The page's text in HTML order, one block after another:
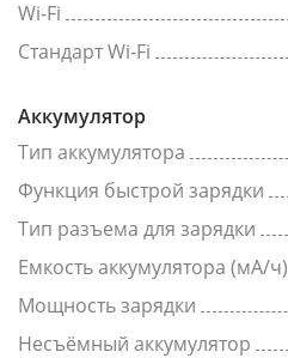
Wi-Fi
Стандарт Wi-Fi
Аккумулятор
Тип аккумулятора
Функция быстрой зарядки
Тип разъема для зарядки
Емкость аккумулятора (мА/ч)
Мощность зарядки
Несъёмный аккумулятор